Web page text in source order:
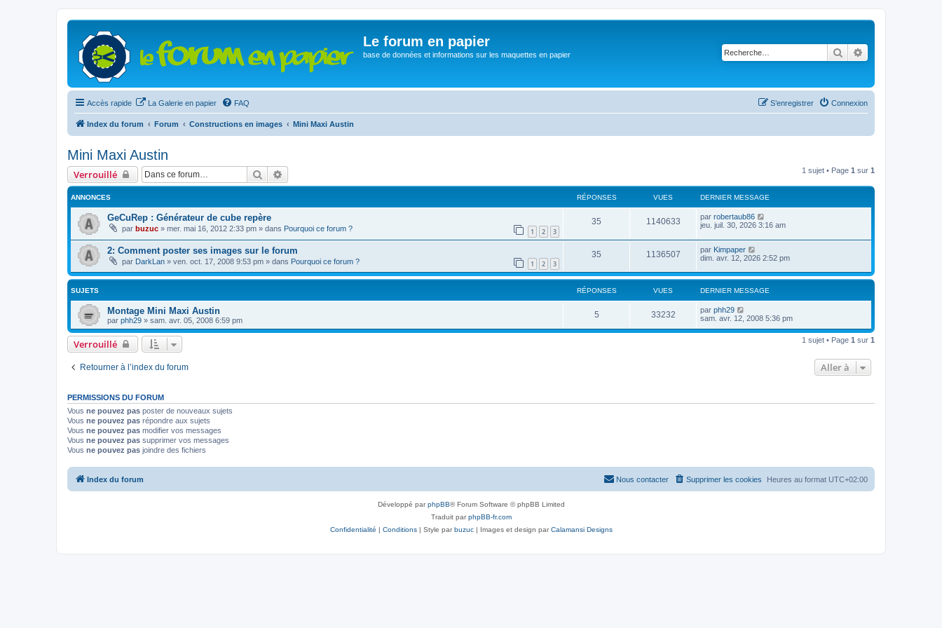
Le forum en papier
base de données et informations sur les maquettes en papier Rechercher
Accès rapide La Galerie en papier FAQ Connexion
S’enregistrer
Index du forum Forum Constructions en images Mini Maxi Austin
Mini Maxi Austin
Verrouillé Rechercher 1 sujet • Page 1 sur 1
ANNONCES RÉPONSES VUES DERNIER MESSAGE
GeCuRep : Générateur de cube repère
par buzuc » mer. mai 16, 2012 2:33 pm » dans Pourquoi ce forum ? 1 2 3
35 1140633 par robertaub86
jeu. juil. 30, 2026 3:16 am
2: Comment poster ses images sur le forum
par DarkLan » ven. oct. 17, 2008 9:53 pm » dans Pourquoi ce forum ? 1 2 3
35 1136507 par Kimpaper
dim. avr. 12, 2026 2:52 pm
SUJETS RÉPONSES VUES DERNIER MESSAGE
Montage Mini Maxi Austin
par phh29 » sam. avr. 05, 2008 6:59 pm
5 33232 par phh29
sam. avr. 12, 2008 5:36 pm
Verrouillé 1 sujet • Page 1 sur 1
Retourner à l’index du forum Aller à
PERMISSIONS DU FORUM
Vous ne pouvez pas poster de nouveaux sujets
Vous ne pouvez pas répondre aux sujets
Vous ne pouvez pas modifier vos messages
Vous ne pouvez pas supprimer vos messages
Vous ne pouvez pas joindre des fichiers
Index du forum Heures au format UTC+02:00
Supprimer les cookies
Nous contacter
Développé parphpBB® Forum Software © phpBB Limited
Traduit parphpBB-fr.com
Confidentialité | Conditions| Style parbuzuc| Images et design parCalamansi Designs